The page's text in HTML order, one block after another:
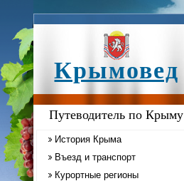
Крымовед
Путеводитель по Крыму
История Крыма
Въезд и транспорт
Курортные регионы